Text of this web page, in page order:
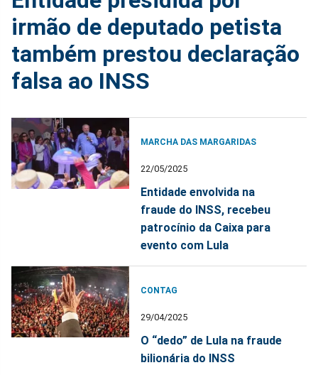
irmão de deputado petista
também prestou declaração
falsa ao INSS
MARCHA DAS MARGARIDAS
22/05/2025
Entidade envolvida na
fraude do INSS, recebeu
patrocínio da Caixa para
evento com Lula
CONTAG
29/04/2025
O “dedo” de Lula na fraude
bilionária do INSS